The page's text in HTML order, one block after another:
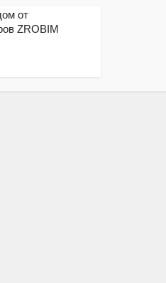
от
ZROBIM